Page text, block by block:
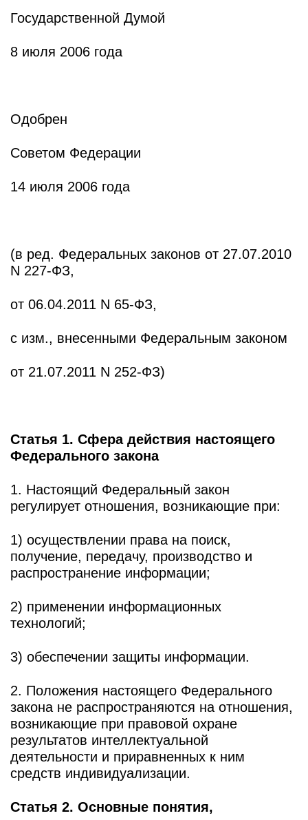
Государственной Думой
8 июля 2006 года
Одобрен
Советом Федерации
14 июля 2006 года
(в ред. Федеральных законов от 27.07.2010
N 227-ФЗ,
от 06.04.2011 N 65-ФЗ,
с изм., внесенными Федеральным законом
от 21.07.2011 N 252-ФЗ)
Статья 1. Сфера действия настоящего
Федерального закона
1. Настоящий Федеральный закон
регулирует отношения, возникающие при:
1) осуществлении права на поиск,
получение, передачу, производство и
распространение информации;
2) применении информационных
технологий;
3) обеспечении защиты информации.
2. Положения настоящего Федерального
закона не распространяются на отношения,
возникающие при правовой охране
результатов интеллектуальной
деятельности и приравненных к ним
средств индивидуализации.
Статья 2. Основные понятия,